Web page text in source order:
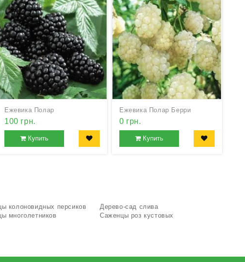
Ежевика Полар
100 грн.
Купить
Ежевика Полар Берри
0 грн.
Купить
колоновидных персиков
Дерево-сад слива
многолетников Саженцы роз кустовых